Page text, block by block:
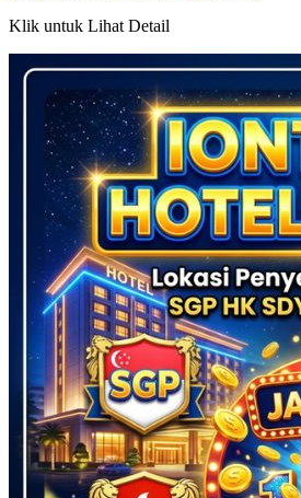
Klik untuk Lihat Detail